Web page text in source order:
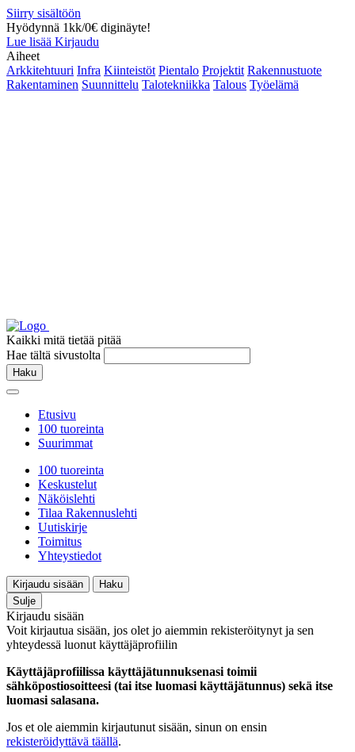
Siirry sisältöön
Hyödynnä 1kk/0€ diginäyte!
Lue lisää Kirjaudu
Aiheet
Arkkitehtuuri Infra Kiinteistöt Pientalo Projektit Rakennustuote
Rakentaminen Suunnittelu Talotekniikka Talous Työelämä
Kaikki mitä tietää pitää
Hae tältä sivustolta
Haku
Etusivu
100 tuoreinta
Suurimmat
100 tuoreinta
Keskustelut
Näköislehti
Tilaa Rakennuslehti
Uutiskirje
Toimitus
Yhteystiedot
Kirjaudu sisään
Haku
Sulje
Kirjaudu sisään
Voit kirjautua sisään, jos olet jo aiemmin rekisteröitynyt ja sen
yhteydessä luonut käyttäjäprofiilin
Käyttäjäprofiilissa käyttäjätunnuksenasi toimii
sähköpostiosoitteesi (tai itse luomasi käyttäjätunnus) sekä itse
luomasi salasana.
Jos et ole aiemmin kirjautunut sisään, sinun on ensin
rekisteröidyttävä täällä.